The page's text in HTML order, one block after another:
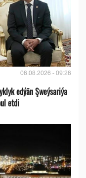
06.08.2026 - 09:26
edýän Şweýsariýa
etdi